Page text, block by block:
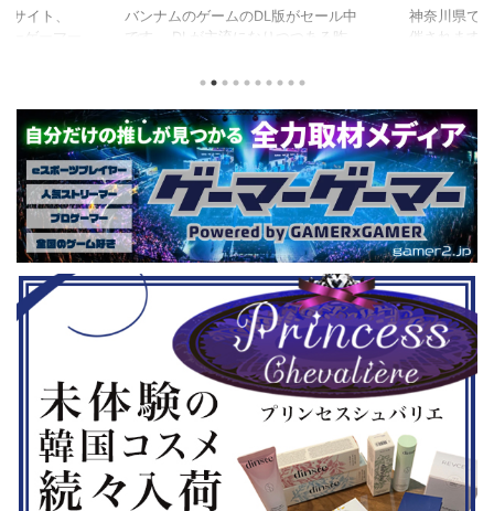
サイト、
ーゲーマー
ストリーマ
を紹介して
マーのマウ
いことまで
しいデバ
しい環境を
みたりした
いかがでし
バンナムのゲームのDL版がセール中
です。 DLが主流になりつつある昨
してしまいがちな人も多いはず。とい
でも楽しめるようなタイトルを独自に
ピックアップしてみました。（類似し
たゲームや続編が出にくいゲーム、長
く遊べるゲーム、定番ゲーム） 注目
タイトル ◆『LITTLE NIGHTMARES-
リトルナイトメア-１＆２セット』
(Switch） ２Dアクションホラーゲー
ムの2作のセットです。 ◆『鉄拳8
Deluxe Edition』（PS5） ...
神奈川県で
催されます
仕様。ご当
も見られる
しめるイベ
す。 ちなみ
ーである蝶
なるそうで
場しますよ
大会参加者
選あり。予
22日。本戦